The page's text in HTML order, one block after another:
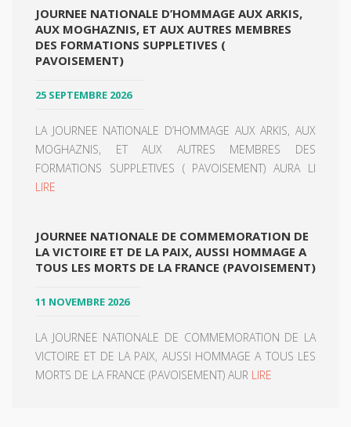
JOURNEE NATIONALE D’HOMMAGE AUX ARKIS,
AUX MOGHAZNIS, ET AUX AUTRES MEMBRES
DES FORMATIONS SUPPLETIVES (
PAVOISEMENT)
25 SEPTEMBRE 2026
LA JOURNEE NATIONALE D’HOMMAGE AUX ARKIS, AUX
MOGHAZNIS, ET AUX AUTRES MEMBRES DES
FORMATIONS SUPPLETIVES ( PAVOISEMENT) AURA LI
LIRE
JOURNEE NATIONALE DE COMMEMORATION DE
LA VICTOIRE ET DE LA PAIX, AUSSI HOMMAGE A
TOUS LES MORTS DE LA FRANCE (PAVOISEMENT)
11 NOVEMBRE 2026
LA JOURNEE NATIONALE DE COMMEMORATION DE LA
VICTOIRE ET DE LA PAIX, AUSSI HOMMAGE A TOUS LES
MORTS DE LA FRANCE (PAVOISEMENT) AUR LIRE